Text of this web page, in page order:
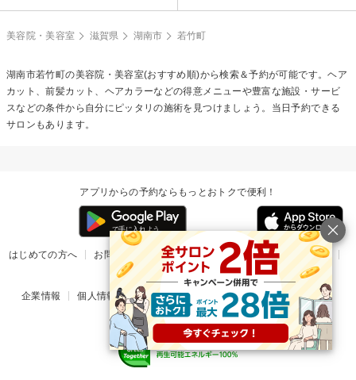
美容院・美容室 滋賀県 湖南市 若竹町
湖南市若竹町の美容院・美容室(おすすめ順)から検索＆予約が可能です。ヘア
カット、前髪カット、ヘアカラーなどの得意メニューや豊富な施設・サービ
スなどの条件から自分にピッタリの施術を見つけましょう。当日予約できる
サロンもあります。
アプリからの予約ならもっとおトクで便利！
はじめての方へ お問い合わせ ヘルプ リリース情報
利用規約
掲載ご希望のサロン様
企業情報 個人情報保護方針 楽天のサービス一覧 アプリ一覧
© Rakuten Group, Inc.